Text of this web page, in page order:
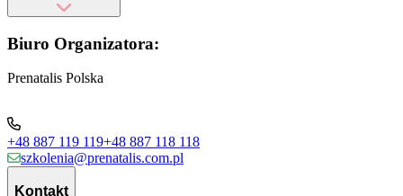
Biuro Organizatora:
Prenatalis Polska
+48 887 119 119+48 887 118 118
szkolenia@prenatalis.com.pl
Kontakt